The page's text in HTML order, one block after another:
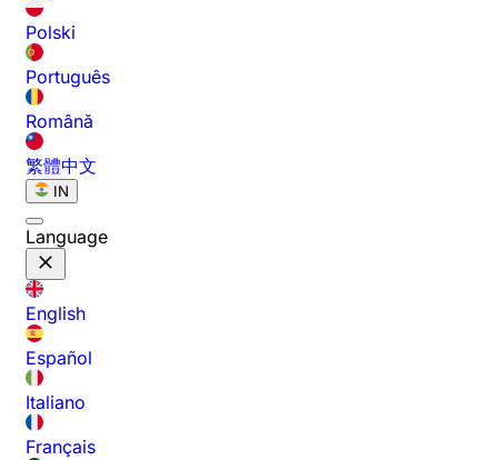
Polski
Português
Română
繁體中文
IN
Language
English
Español
Italiano
Français